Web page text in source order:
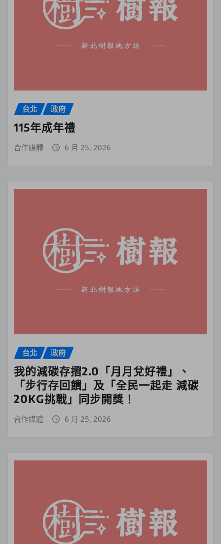
台北 政府
115年成年禮
合作媒體 6 月 25, 2026
台北 政府
我的減碳存摺2.0「月月兌好禮」、
「步行存回饋」及「全民一起走 減碳
20KG挑戰」同步開獎！
合作媒體 6 月 25, 2026